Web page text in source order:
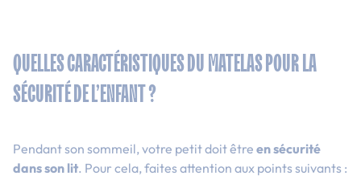
QUELLES CARACTÉRISTIQUES DU MATELAS POUR LA
SÉCURITÉ DE L’ENFANT ?
Pendant son sommeil, votre petit doit être en sécurité
dans son lit. Pour cela, faites attention aux points suivants :